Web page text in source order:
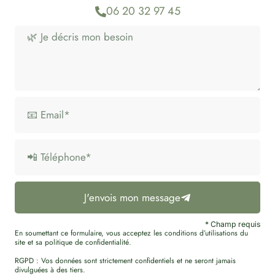
06 20 32 97 45
J'envois mon message
* Champ requis
En soumettant ce formulaire, vous acceptez les conditions d’utilisations du
site et sa politique de confidentialité.
RGPD : Vos données sont strictement confidentiels et ne seront jamais
divulguées à des tiers.